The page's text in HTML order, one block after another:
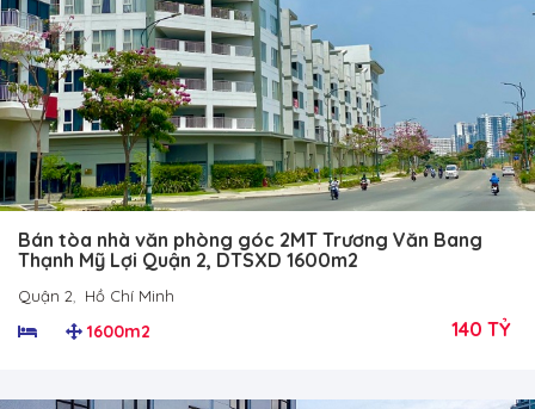
Bán tòa nhà văn phòng góc 2MT Trương Văn Bang
Thạnh Mỹ Lợi Quận 2, DTSXD 1600m2
Quận 2, Hồ Chí Minh
1600m2 140 TỶ